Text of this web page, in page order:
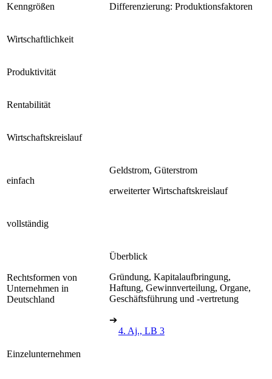
Kenngrößen Differenzierung: Produktionsfaktoren
Wirtschaftlichkeit
Produktivität
Rentabilität
Wirtschaftskreislauf
einfach
Geldstrom, Güterstrom
erweiterter Wirtschaftskreislauf
vollständig
Rechtsformen von
Unternehmen in
Deutschland
Überblick
Gründung, Kapitalaufbringung,
Haftung, Gewinnverteilung, Organe,
Geschäftsführung und -vertretung
➔
4. Aj., LB 3
Einzelunternehmen